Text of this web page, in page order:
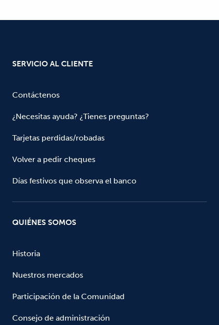
SERVICIO AL CLIENTE
Contáctenos
¿Necesitas ayuda? ¿Tienes preguntas?
Tarjetas perdidas/robadas
Volver a pedir cheques
Días festivos que observa el banco
QUIÉNES SOMOS
Historia
Nuestros mercados
Participación de la Comunidad
Consejo de administración